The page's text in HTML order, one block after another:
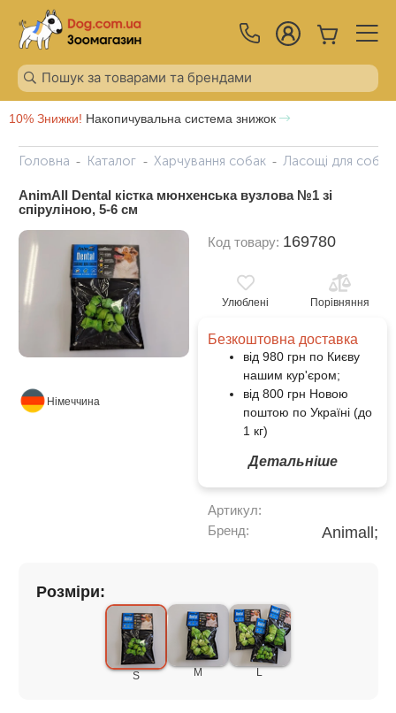
10% Знижки! Накопичувальна система знижок
Головна Каталог Харчування собак Ласощі для собак
AnimAll Dental кістка мюнхенська вузлова №1 зі
спіруліною, 5-6 см
Німеччина
Код товару: 169780
Улюблені Порівняння
Безкоштовна доставка
від 980 грн по Києву
нашим кур'єром;
від 800 грн Новою
поштою по Україні (до
1 кг)
Детальніше
Артикул:
Бренд:
Animall;
Розміри:
S M L